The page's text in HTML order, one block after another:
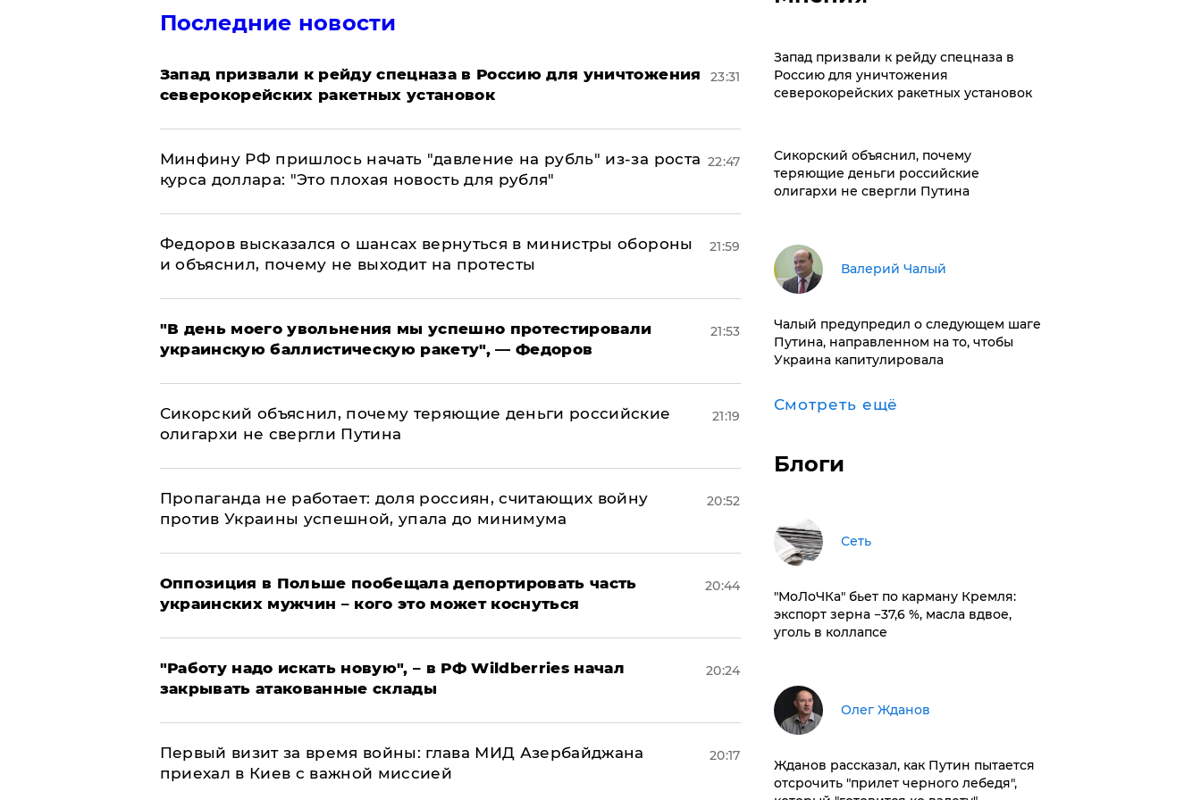
Последние новости
Запад призвали к рейду спецназа в Россию для уничтожения
северокорейских ракетных установок
23:31
Минфину РФ пришлось начать "давление на рубль" из-за роста
курса доллара: "Это плохая новость для рубля"
22:47
Федоров высказался о шансах вернуться в министры обороны
и объяснил, почему не выходит на протесты
21:59
​"В день моего увольнения мы успешно протестировали
украинскую баллистическую ракету", — Федоров
21:53
Сикорский объяснил, почему теряющие деньги российские
олигархи не свергли Путина
21:19
​Пропаганда не работает: доля россиян, считающих войну
против Украины успешной, упала до минимума
20:52
Оппозиция в Польше пообещала депортировать часть
украинских мужчин – кого это может коснуться
20:44
"Работу надо искать новую", – в РФ Wildberries начал
закрывать атакованные склады
20:24
Первый визит за время войны: глава МИД Азербайджана
приехал в Киев с важной миссией
20:17
Запад призвали к рейду спецназа в
Россию для уничтожения
северокорейских ракетных установок
Сикорский объяснил, почему
теряющие деньги российские
олигархи не свергли Путина
Валерий Чалый
Чалый предупредил о следующем шаге
Путина, направленном на то, чтобы
Украина капитулировала
Смотреть ещё
Блоги
Сеть
​"МоЛоЧКа" бьет по карману Кремля:
экспорт зерна −37,6 %, масла вдвое,
уголь в коллапсе
Олег Жданов
Жданов рассказал, как Путин пытается
отсрочить "прилет черного лебедя",